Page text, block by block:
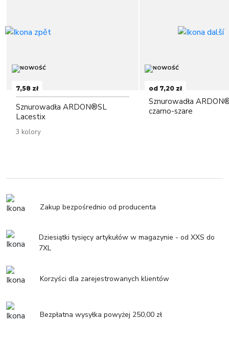
7,58 zł
Sznurowadła ARDON®SL
Lacestix
3 kolory
od 7,20 zł
Sznurowadła
czarno-szare
Zakup bezpośrednio od producenta
Dziesiątki tysięcy artykułów w magazynie - od XXS do
7XL
Korzyści dla zarejestrowanych klientów
Bezpłatna wysyłka powyżej 250,00 zł